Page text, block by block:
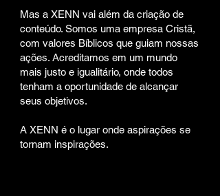
Mas a XENN vai além da criação de
conteúdo. Somos uma empresa Cristã,
com valores Bíblicos que guiam nossas
ações. Acreditamos em um mundo
mais justo e igualitário, onde todos
tenham a oportunidade de alcançar
seus objetivos.
A XENN é o lugar onde aspirações se
tornam inspirações.